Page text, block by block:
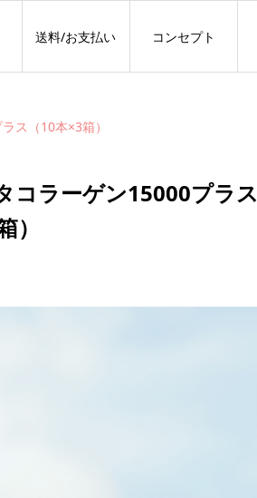
送料/お支払い コンセプト
ス（10本×3箱）
コラーゲン15000プラス
）